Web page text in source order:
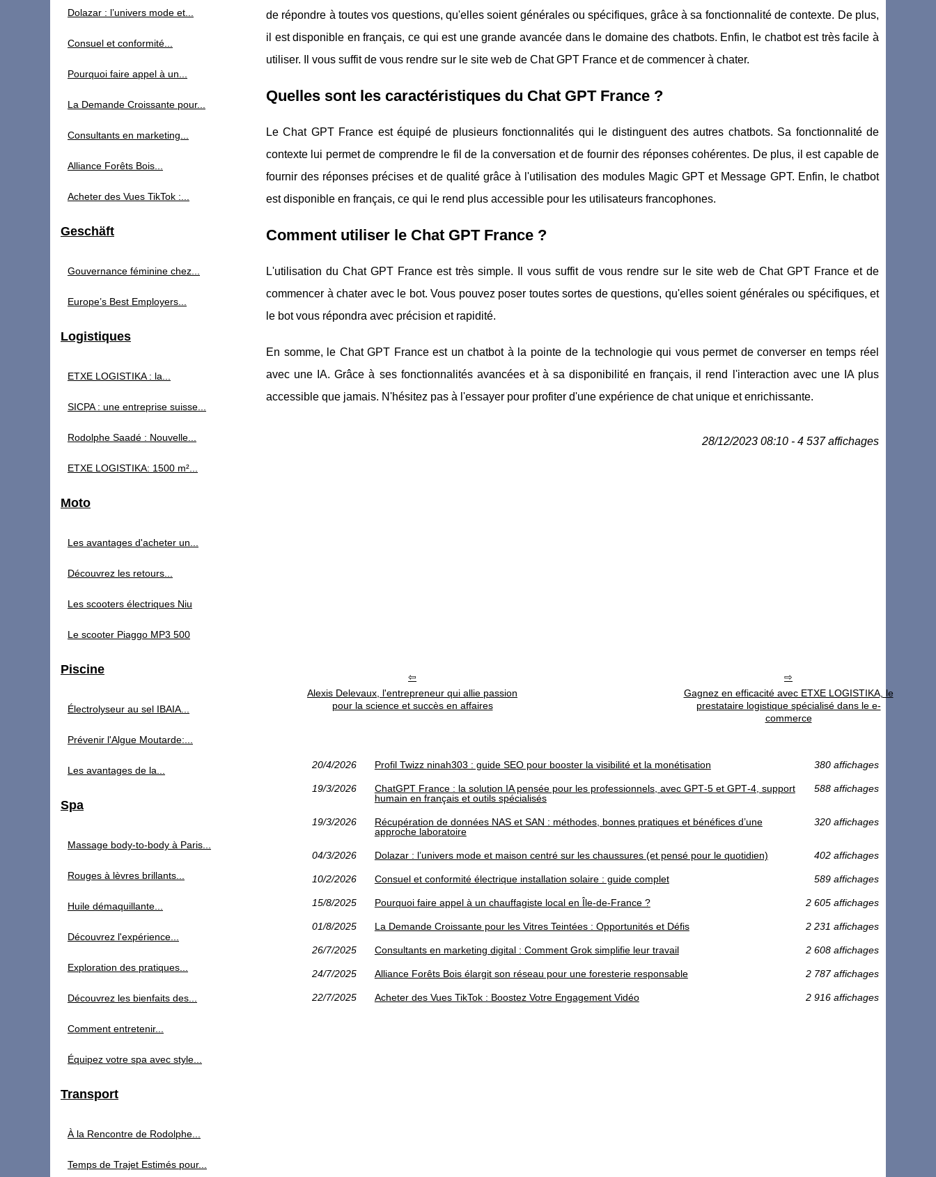
de répondre à toutes vos questions, qu'elles soient générales ou spécifiques, grâce à sa fonctionnalité de contexte. De plus,
il est disponible en français, ce qui est une grande avancée dans le domaine des chatbots. Enfin, le chatbot est très facile à
utiliser. Il vous suffit de vous rendre sur le site web de Chat GPT France et de commencer à chater.
Quelles sont les caractéristiques du Chat GPT France ?
Le Chat GPT France est équipé de plusieurs fonctionnalités qui le distinguent des autres chatbots. Sa fonctionnalité de
contexte lui permet de comprendre le fil de la conversation et de fournir des réponses cohérentes. De plus, il est capable de
fournir des réponses précises et de qualité grâce à l'utilisation des modules Magic GPT et Message GPT. Enfin, le chatbot
est disponible en français, ce qui le rend plus accessible pour les utilisateurs francophones.
Comment utiliser le Chat GPT France ?
L'utilisation du Chat GPT France est très simple. Il vous suffit de vous rendre sur le site web de Chat GPT France et de
commencer à chater avec le bot. Vous pouvez poser toutes sortes de questions, qu'elles soient générales ou spécifiques, et
le bot vous répondra avec précision et rapidité.
En somme, le Chat GPT France est un chatbot à la pointe de la technologie qui vous permet de converser en temps réel
avec une IA. Grâce à ses fonctionnalités avancées et à sa disponibilité en français, il rend l'interaction avec une IA plus
accessible que jamais. N'hésitez pas à l'essayer pour profiter d'une expérience de chat unique et enrichissante.
28/12/2023 08:10 - 4 537 affichages
Alexis Delevaux, l'entrepreneur qui allie passion
pour la science et succès en affaires
Gagnez en efficacité avec ETXE LOGISTIKA, le
prestataire logistique spécialisé dans le e-
commerce
20/4/2026 Profil Twizz ninah303 : guide SEO pour booster la visibilité et la monétisation 380 affichages
19/3/2026
ChatGPT France : la solution IA pensée pour les professionnels, avec GPT‑5 et GPT‑4, support
humain en français et outils spécialisés
588 affichages
19/3/2026
Récupération de données NAS et SAN : méthodes, bonnes pratiques et bénéfices d’une
approche laboratoire
320 affichages
04/3/2026 Dolazar : l’univers mode et maison centré sur les chaussures (et pensé pour le quotidien) 402 affichages
10/2/2026 Consuel et conformité électrique installation solaire : guide complet 589 affichages
15/8/2025 Pourquoi faire appel à un chauffagiste local en Île-de-France ? 2 605 affichages
01/8/2025 La Demande Croissante pour les Vitres Teintées : Opportunités et Défis 2 231 affichages
26/7/2025 Consultants en marketing digital : Comment Grok simplifie leur travail 2 608 affichages
24/7/2025 Alliance Forêts Bois élargit son réseau pour une foresterie responsable 2 787 affichages
22/7/2025 Acheter des Vues TikTok : Boostez Votre Engagement Vidéo 2 916 affichages
Dolazar : l’univers mode et...
Consuel et conformité...
Pourquoi faire appel à un...
La Demande Croissante pour...
Consultants en marketing...
Alliance Forêts Bois...
Acheter des Vues TikTok :...
Geschäft
Gouvernance féminine chez...
Europe’s Best Employers...
Logistiques
ETXE LOGISTIKA : la...
SICPA : une entreprise suisse...
Rodolphe Saadé : Nouvelle...
ETXE LOGISTIKA: 1500 m²...
Moto
Les avantages d'acheter un...
Découvrez les retours...
Les scooters électriques Niu
Le scooter Piaggo MP3 500
Piscine
Électrolyseur au sel IBAIA...
Prévenir l'Algue Moutarde:...
Les avantages de la...
Spa
Massage body-to-body à Paris...
Rouges à lèvres brillants...
Huile démaquillante...
Découvrez l'expérience...
Exploration des pratiques...
Découvrez les bienfaits des...
Comment entretenir...
Équipez votre spa avec style...
Transport
À la Rencontre de Rodolphe...
Temps de Trajet Estimés pour...